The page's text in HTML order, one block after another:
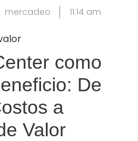
mercadeo 11:14 am
como
De
a
Valor